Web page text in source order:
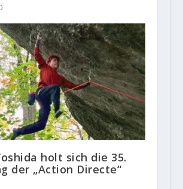
holt sich die 35.
der „Action Directe“